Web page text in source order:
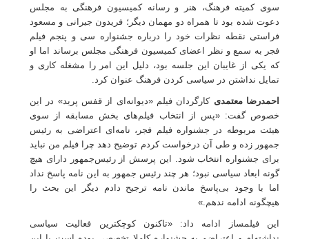
سوی کمیته فرهنگ، هنر و رسانه کمیسیون فرهنگی به مجلس
دعوت شده بود تا همراه دو مهمان دیگر؛ فریدون جیرانی و مسعود
فراستی نقطه نظرات خود را درباره جشنواره سی و پنجم فیلم
فجر به سمع و نظر اعضای کمیسیون فرهنگی مجلس برساند اما او
که یکی از غایبان این جلسه بود، دلیل این امر را مشغله کاری و
تمایل نداشتن در سیاسی کردن فرهنگ عنوان کرد.
احمدرضا معتمدی کارگردان فیلم «دیوانه‌ای از قفس پرید» در این
خصوص گفت: «پس از انتخاب فیلم‌های بخش مسابقه از سوی
هیئت مربوطه در جشنواره فیلم فجر، نامه‌ای اعتراضی به رئیس
جمهور زده و طی آن درخواست کردم توضیح دهد چرا فیلم من نباید
برای جشنواره انتخاب شود. این پرسش از رئیس‌جمهور دارای هیچ
گونه ابعاد سیاسی نبود؛ هر چند رئیس جمهور به این نامه پاسخ نداد
اما با وجود بی‌پاسخ ماندن نامه ترجیح دادم دیگر این بحث را
هیچگونه ادامه ندهم.»
این فیلمساز ادامه داد: «تاکنون کوچکترین فعالیت سیاسی